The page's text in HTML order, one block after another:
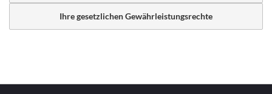
Ihre gesetzlichen Gewährleistungsrechte